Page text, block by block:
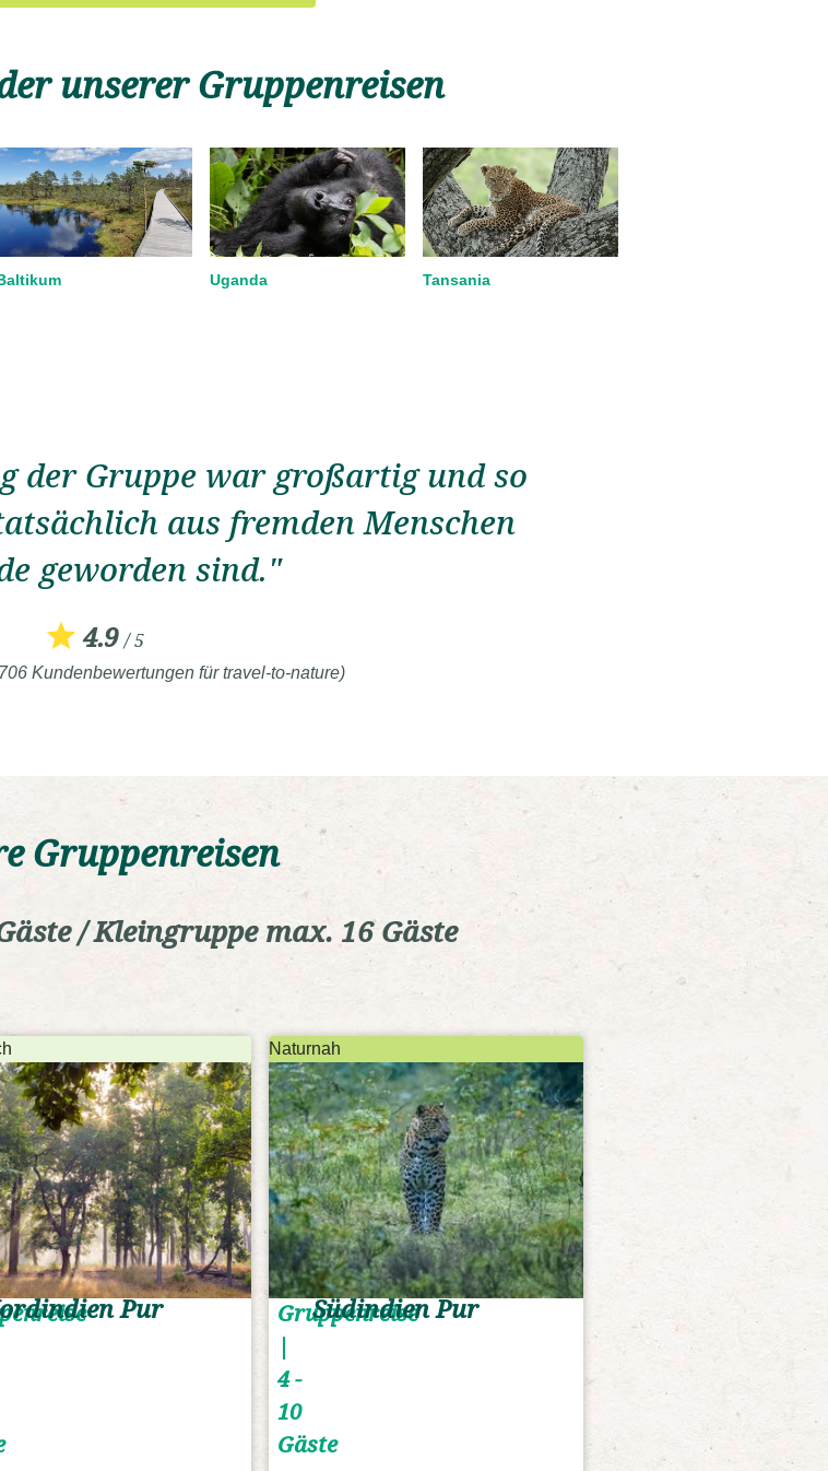
unserer Gruppenreisen
Uganda Tansania
der Gruppe war großartig und so
aus fremden Menschen
geworden sind."
4.9/ 5
Kundenbewertungen für travel-to-nature)
Gruppenreisen
/ Kleingruppe max. 16 Gäste
Pur
Naturnah
Gruppenreise
|
4 -
10
Gäste
Südindien Pur